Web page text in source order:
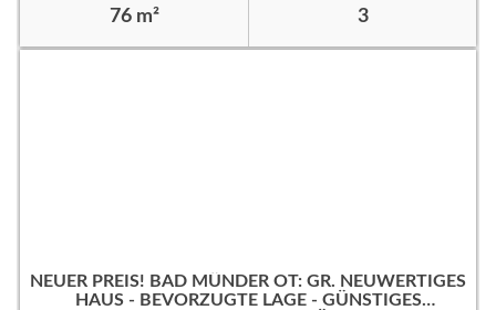
76 m² 3
NEUER PREIS! BAD MÜNDER OT: GR. NEUWERTIGES
HAUS - BEVORZUGTE LAGE - GÜNSTIGES